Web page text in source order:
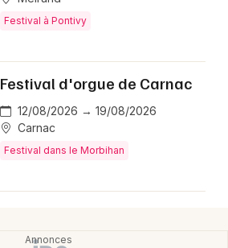
Festival à Pontivy
Festival d'orgue de Carnac
12/08/2026 → 19/08/2026
Carnac
Festival dans le Morbihan